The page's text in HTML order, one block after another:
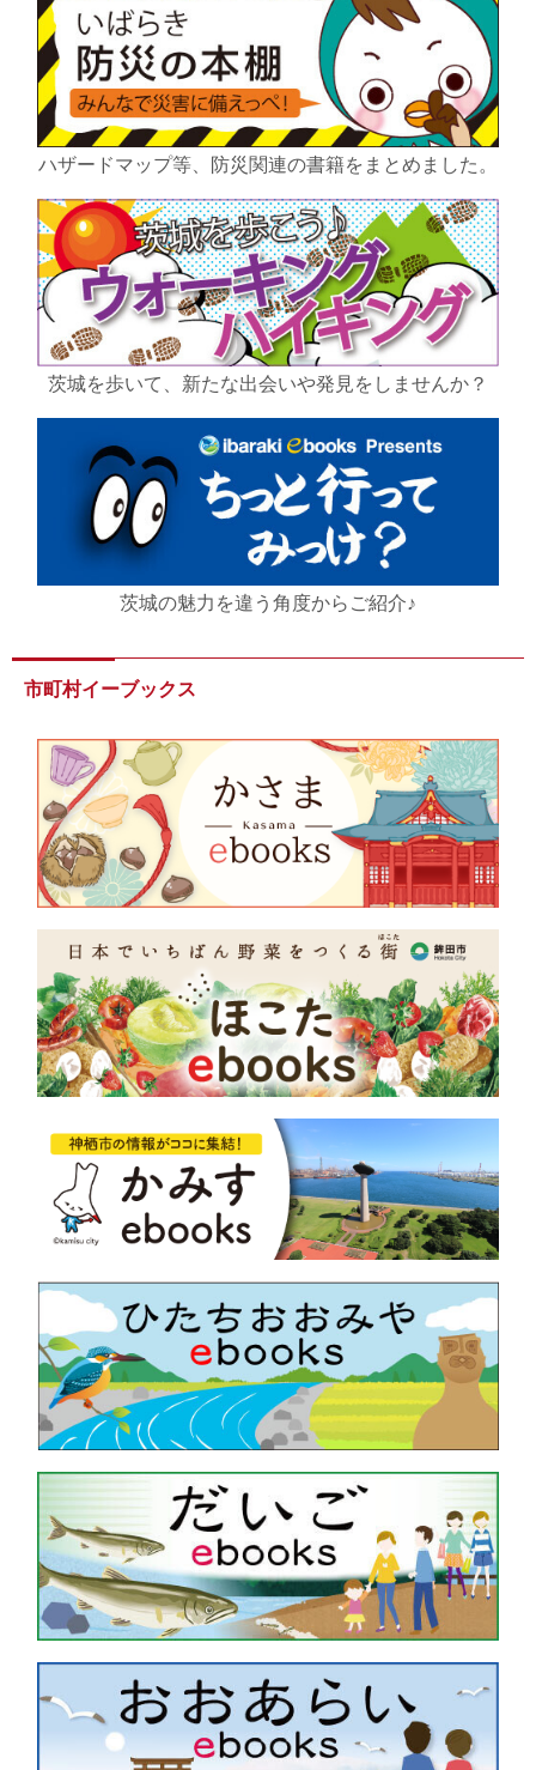
ハザードマップ等、防災関連の書籍をまとめました。
茨城を歩いて、新たな出会いや発見をしませんか？
茨城の魅力を違う角度からご紹介♪
市町村イーブックス